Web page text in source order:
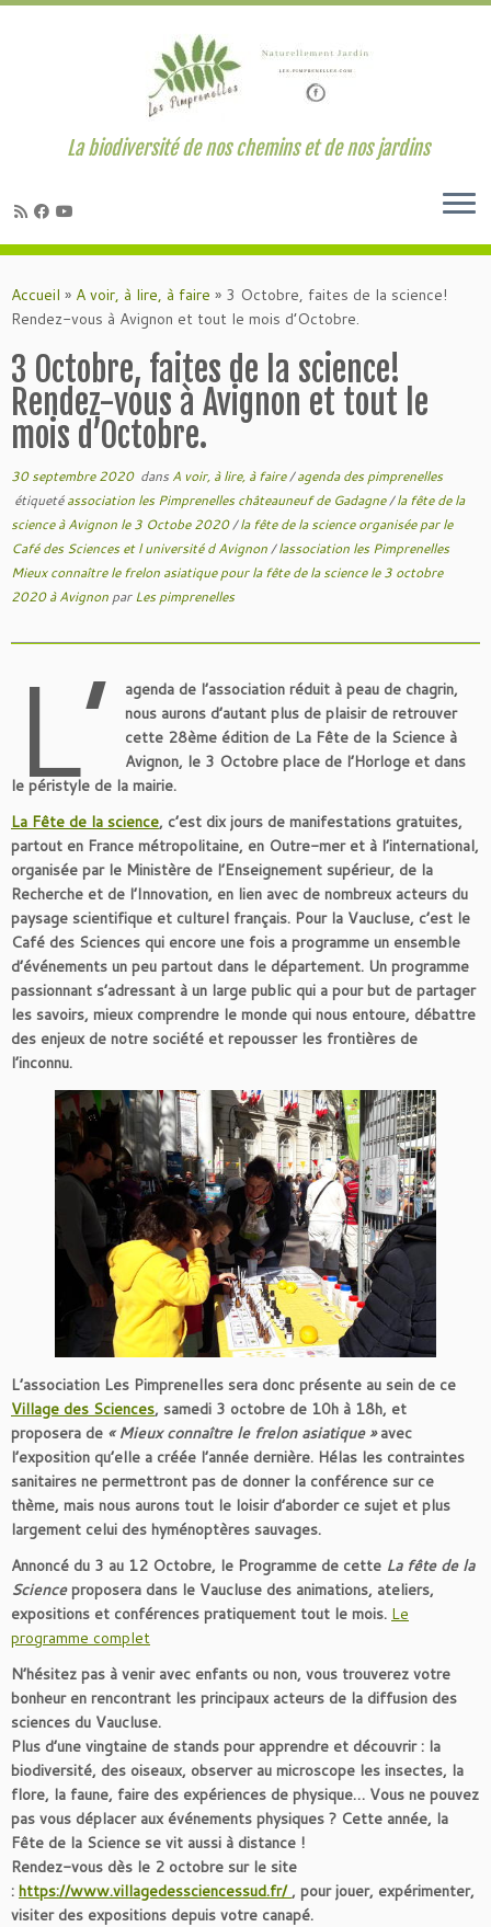
au
contenu
La biodiversité de nos chemins et de nos jardins
Accueil » A voir, à lire, à faire » 3 Octobre, faites de la science!
Rendez-vous à Avignon et tout le mois d’Octobre.
3 Octobre, faites de la science!
Rendez-vous à Avignon et tout le
mois d’Octobre.
30 septembre 2020dans A voir, à lire, à faire/agenda des pimprenelles
étiquetéassociation les Pimprenelles châteauneuf de Gadagne/la fête de la
science à Avignon le 3 Octobe 2020/la fête de la science organisée par le
Café des Sciences et l université d Avignon/lassociation les Pimprenelles
Mieux connaître le frelon asiatique pour la fête de la science le 3 octobre
2020 à Avignon parLes pimprenelles
L’
agenda de l’association réduit à peau de chagrin,
nous aurons d’autant plus de plaisir de retrouver
cette 28ème édition de La Fête de la Science à
Avignon, le 3 Octobre place de l’Horloge et dans
le péristyle de la mairie.
La Fête de la science, c’est dix jours de manifestations gratuites,
partout en France métropolitaine, en Outre-mer et à l’international,
organisée par le Ministère de l’Enseignement supérieur, de la
Recherche et de l’Innovation, en lien avec de nombreux acteurs du
paysage scientifique et culturel français. Pour la Vaucluse, c’est le
Café des Sciences qui encore une fois a programme un ensemble
d’événements un peu partout dans le département. Un programme
passionnant s’adressant à un large public qui a pour but de partager
les savoirs, mieux comprendre le monde qui nous entoure, débattre
des enjeux de notre société et repousser les frontières de
l’inconnu.
L’association Les Pimprenelles sera donc présente au sein de ce
Village des Sciences, samedi 3 octobre de 10h à 18h, et
proposera de « Mieux connaître le frelon asiatique »avec
l’exposition qu’elle a créée l’année dernière. Hélas les contraintes
sanitaires ne permettront pas de donner la conférence sur ce
thème, mais nous aurons tout le loisir d’aborder ce sujet et plus
largement celui des hyménoptères sauvages.
Annoncé du 3 au 12 Octobre, le Programme de cette La fête de la
Scienceproposera dans le Vaucluse des animations, ateliers,
expositions et conférences pratiquement tout le mois. Le
programme complet
N’hésitez pas à venir avec enfants ou non, vous trouverez votre
bonheur en rencontrant les principaux acteurs de la diffusion des
sciences du Vaucluse.
Plus d’une vingtaine de stands pour apprendre et découvrir : la
biodiversité, des oiseaux, observer au microscope les insectes, la
flore, la faune, faire des expériences de physique… Vous ne pouvez
pas vous déplacer aux événements physiques ? Cette année, la
Fête de la Science se vit aussi à distance !
Rendez-vous dès le 2 octobre sur le site
: https://www.villagedessciencessud.fr/ , pour jouer, expérimenter,
visiter des expositions depuis votre canapé.